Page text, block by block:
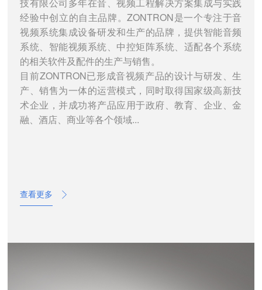
经验中创立的自主品牌。ZONTRON是一个专注于音
视频系统集成设备研发和生产的品牌，提供智能音频
系统、智能视频系统、中控矩阵系统、适配各个系统
的相关软件及配件的生产与销售。
目前ZONTRON已形成音视频产品的设计与研发、生
产、销售为一体的运营模式，同时取得国家级高新技
术企业，并成功将产品应用于政府、教育、企业、金
融、酒店、商业等各个领域...
查看更多